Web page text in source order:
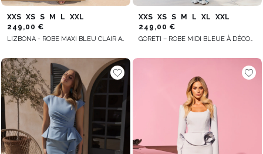
XXS XS S M L
XXL
249,00 €
LIZBONA - ROBE MAXI BLEU CLAIR AVEC BASQUE ET FLEUR FAÇONNÉE À LA MAIN
XXS XS S M L XL
XXL
249,00 €
GORETI – ROBE MIDI BLEUE À DÉCOLLETÉ FESTONNÉ